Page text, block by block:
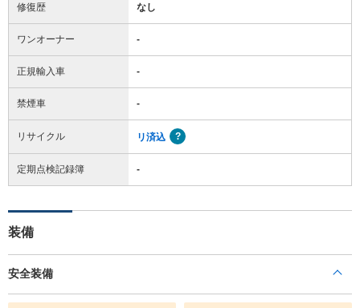
修復歴 なし
ワンオーナー -
正規輸入車 -
禁煙車 -
リサイクル リ済込
定期点検記録簿 -
装備
安全装備